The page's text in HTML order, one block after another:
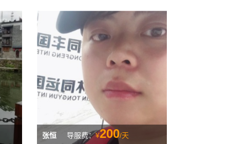
张恒 导服费：¥200/天